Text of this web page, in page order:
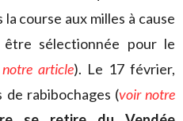
course aux milles à cause
sélectionnée pour le
article). Le 17 février,
rabibochages (voir notre